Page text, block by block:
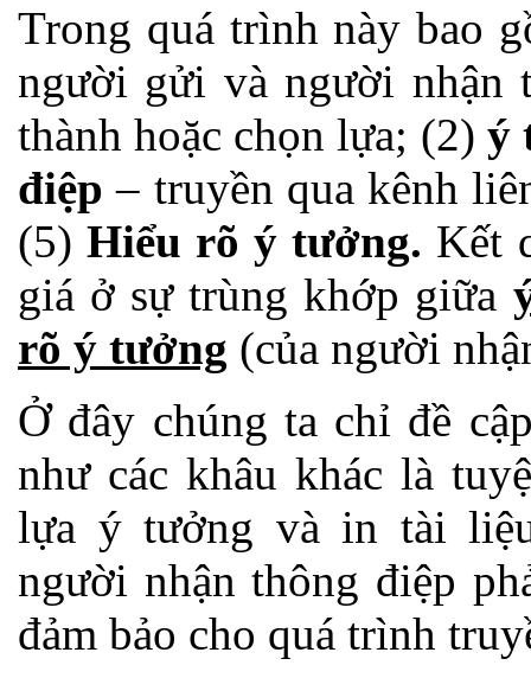
Trong quá trình này bao
người gửi và người
thành hoặc chọn lựa; (2) ý
điệp – truyền qua kênh
(5)Hiểu rõ ý tưởng. Kết
giá ở sự trùng khớp giữa
rõ ý tưởng (của người
Ở đây chúng ta chỉ đề
như các khâu khác là
lựa ý tưởng và in tài
người nhận thông điệp
đảm bảo cho quá trình